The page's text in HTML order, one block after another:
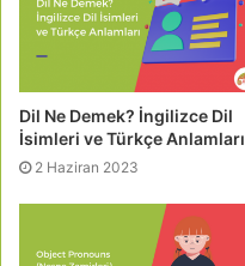
Dil Ne Demek? İngilizce Dil
İsimleri ve Türkçe Anlamları
2 Haziran 2023